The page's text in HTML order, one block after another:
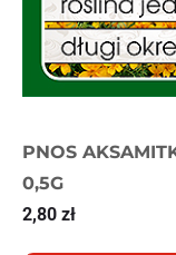
PNOS
0,5G
2,80 zł